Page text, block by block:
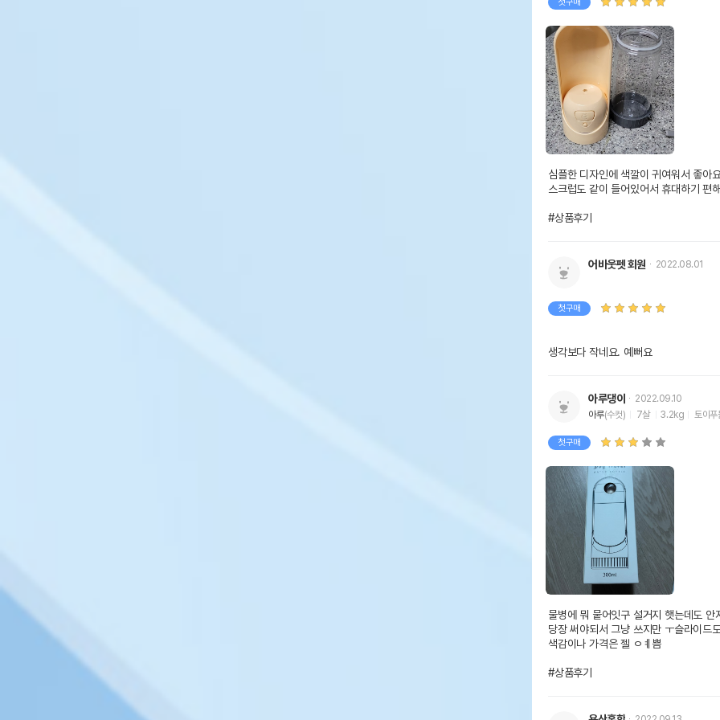
심플한 디자인에 색깔이 귀여워서 좋아요
스크럽도 같이 들어있어서 휴대하기 편
#상품후기
어바웃펫 회원 2022.08.01
첫구매
생각보다 작네요. 예뻐요
아루댕이
2022.09.10
아루(수컷) 7살 3.2kg 토이푸
첫구매
물병에 뭐 뭍어잇구 설거지 햇는데도 안
당장 써야되서 그냥 쓰지만 ㅜ슬라이드
색감이나 가격은 젤 ㅇㅖ쁨
#상품후기